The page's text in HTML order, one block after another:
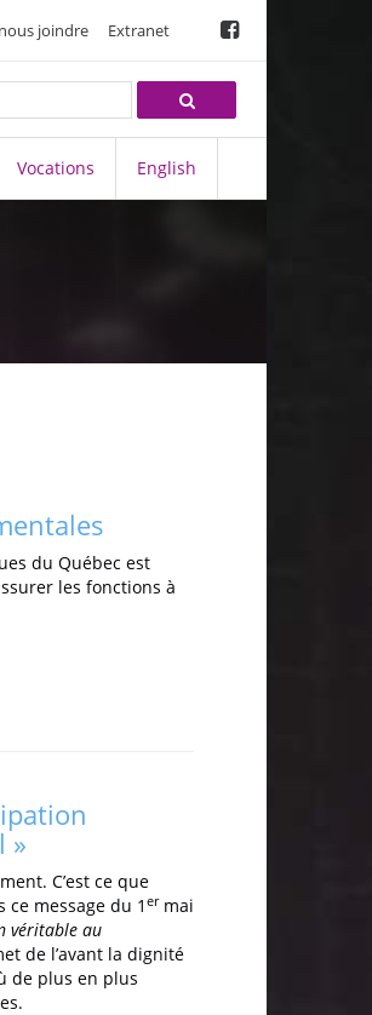
joindre Extranet
Vocations English
du Québec est
les fonctions à
»
C’est ce que
message du 1 ermai
véritable au
de l’avant la dignité
de plus en plus